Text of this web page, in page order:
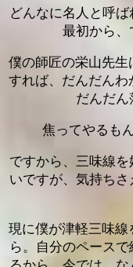
どんなに名人と呼ば
最初から、
僕の師匠の栄山先生
すれば、だんだん
だんだ
焦ってやるも
ですから、三味線
いですが、気持ち
現に僕が津軽三味線
ら。自分のペース